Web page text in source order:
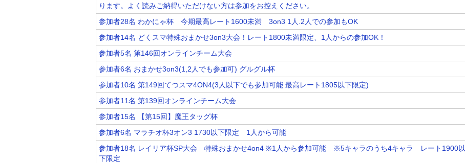
ります。よく読みご納得いただけない方は参加をお控えください。
参加者28名 わかにゃ杯 今期最高レート1600未満 3on3 1人.2人での参加もOK
参加者14名 どくスマ特殊おまかせ3on3大会！レート1800未満限定、1人からの参加OK！
参加者5名 第146回オンラインチーム大会
参加者6名 おまかせ3on3(1,2人でも参加可) グルグル杯
参加者10名 第149回てつスマ4ON4(3人以下でも参加可能 最高レート1805以下限定)
参加者11名 第139回オンラインチーム大会
参加者15名 【第15回】魔王タッグ杯
参加者6名 マラチオ杯3オン3 1730以下限定 1人から可能
参加者18名 レイリア杯SP大会 特殊おまかせ4on4 ※1人から参加可能 ※5キャラのうち4キャラ レート1900以
下限定